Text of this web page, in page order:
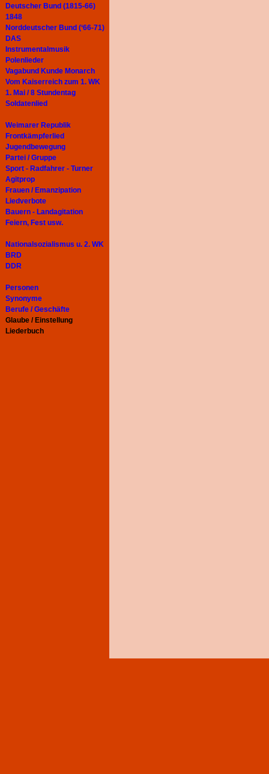
Deutscher Bund (1815-66)
1848
Norddeutscher Bund (‘66-71)
DAS
Instrumentalmusik
Polenlieder
Vagabund Kunde Monarch
Vom Kaiserreich zum 1. WK
1. Mai / 8 Stundentag
Soldatenlied
Weimarer Republik
Frontkämpferlied
Jugendbewegung
Partei / Gruppe
Sport - Radfahrer - Turner
Agitprop
Frauen / Emanzipation
Liedverbote
Bauern - Landagitation
Feiern, Fest usw.
Nationalsozialismus u. 2. WK
BRD
DDR
Personen
Synonyme
Berufe / Geschäfte
Glaube / Einstellung
Liederbuch